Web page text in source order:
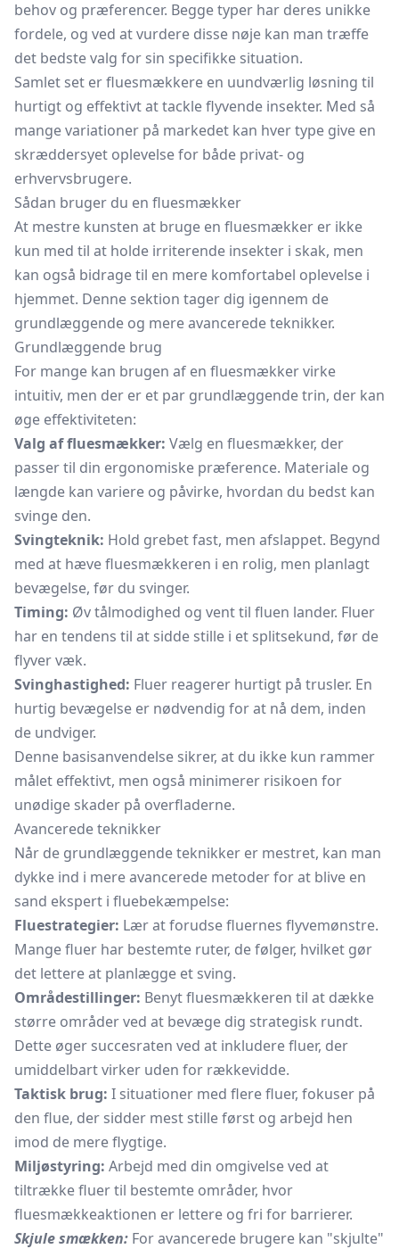
behov og præferencer. Begge typer har deres unikke
fordele, og ved at vurdere disse nøje kan man træffe
det bedste valg for sin specifikke situation.
Samlet set er fluesmækkere en uundværlig løsning til
hurtigt og effektivt at tackle flyvende insekter. Med så
mange variationer på markedet kan hver type give en
skræddersyet oplevelse for både privat- og
erhvervsbrugere.
Sådan bruger du en fluesmækker
At mestre kunsten at bruge en fluesmækker er ikke
kun med til at holde irriterende insekter i skak, men
kan også bidrage til en mere komfortabel oplevelse i
hjemmet. Denne sektion tager dig igennem de
grundlæggende og mere avancerede teknikker.
Grundlæggende brug
For mange kan brugen af en fluesmækker virke
intuitiv, men der er et par grundlæggende trin, der kan
øge effektiviteten:
Valg af fluesmækker: Vælg en fluesmækker, der
passer til din ergonomiske præference. Materiale og
længde kan variere og påvirke, hvordan du bedst kan
svinge den.
Svingteknik: Hold grebet fast, men afslappet. Begynd
med at hæve fluesmækkeren i en rolig, men planlagt
bevægelse, før du svinger.
Timing: Øv tålmodighed og vent til fluen lander. Fluer
har en tendens til at sidde stille i et splitsekund, før de
flyver væk.
Svinghastighed: Fluer reagerer hurtigt på trusler. En
hurtig bevægelse er nødvendig for at nå dem, inden
de undviger.
Denne basisanvendelse sikrer, at du ikke kun rammer
målet effektivt, men også minimerer risikoen for
unødige skader på overfladerne.
Avancerede teknikker
Når de grundlæggende teknikker er mestret, kan man
dykke ind i mere avancerede metoder for at blive en
sand ekspert i fluebekæmpelse:
Fluestrategier: Lær at forudse fluernes flyvemønstre.
Mange fluer har bestemte ruter, de følger, hvilket gør
det lettere at planlægge et sving.
Områdestillinger: Benyt fluesmækkeren til at dække
større områder ved at bevæge dig strategisk rundt.
Dette øger succesraten ved at inkludere fluer, der
umiddelbart virker uden for rækkevidde.
Taktisk brug: I situationer med flere fluer, fokuser på
den flue, der sidder mest stille først og arbejd hen
imod de mere flygtige.
Miljøstyring: Arbejd med din omgivelse ved at
tiltrække fluer til bestemte områder, hvor
fluesmækkeaktionen er lettere og fri for barrierer.
Skjule smækken: For avancerede brugere kan "skjulte"